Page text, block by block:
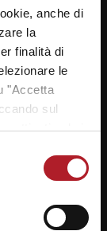
anche di
la
finalità di
le
"Accetta
sul
attivati solo i
mediante il
Per ulteriori
Cookie
studenti da
premiati
della